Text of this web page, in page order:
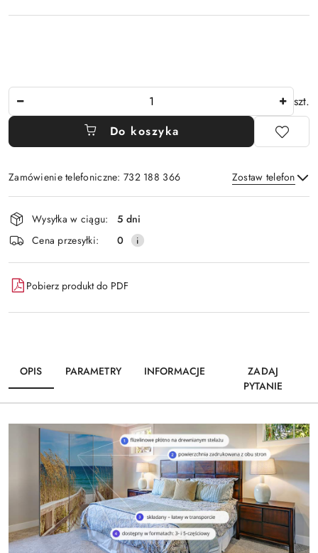
szt.
Do koszyka
Zamówienie telefoniczne: 732 188 366 Zostaw telefon
Wyślij
Dostępność
i
dostawa
Wysyłka w ciągu:
5 dni
Cena przesyłki:
0
Pobierz produkt do PDF
OPIS PARAMETRY INFORMACJE
ZADAJ
PYTANIE